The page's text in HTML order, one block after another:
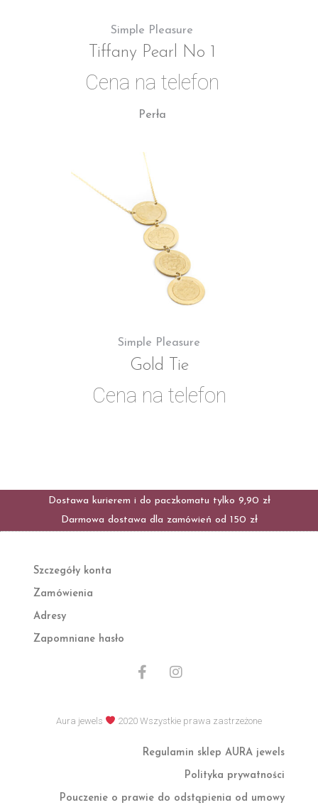
Simple Pleasure
Tiffany Pearl No 1
Cena na telefon
Perła
Simple Pleasure
Gold Tie
Cena na telefon
Dostawa kurierem i do paczkomatu tylko 9,90 zł
Darmowa dostawa dla zamówień od 150 zł
Szczegóły konta
Zamówienia
Adresy
Zapomniane hasło
F
e
b
o
f
I
t
a
r
Aura jewels 2020 Wszystkie prawa zastrzeżone
Regulamin sklep AURA jewels
Polityka prywatności
Pouczenie o prawie do odstąpienia od umowy